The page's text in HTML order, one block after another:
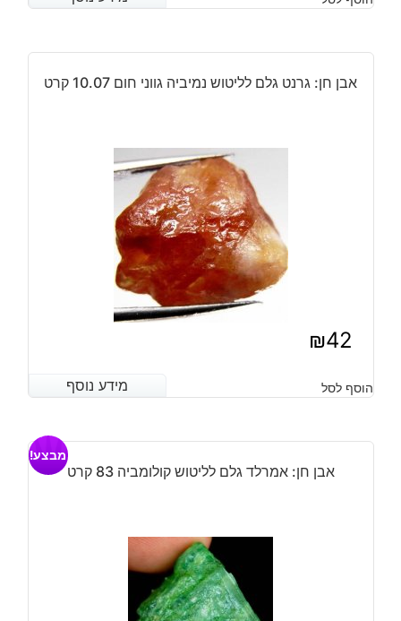
אבן חן: גרנט גלם לליטוש נמיביה גווני חום 10.07 קרט
₪42
מידע נוסף הוסף לסל מידע נוסף
אבן חן: אמרלד גלם לליטוש קולומביה 83 קרט
מבצע!